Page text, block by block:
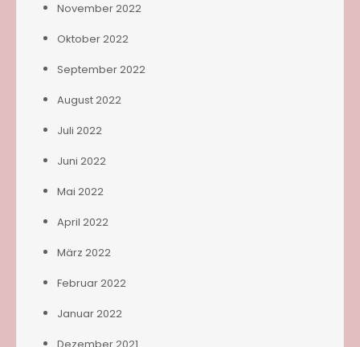
November 2022
Oktober 2022
September 2022
August 2022
Juli 2022
Juni 2022
Mai 2022
April 2022
März 2022
Februar 2022
Januar 2022